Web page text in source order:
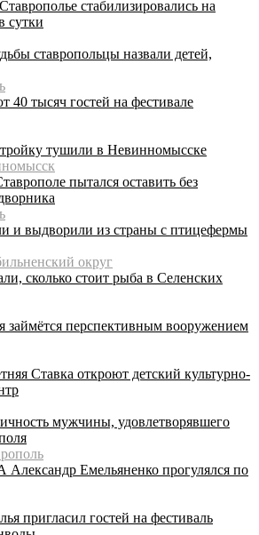
стабилизировались на
сутки
ставропольцы назвали детей,
40 тысяч гостей на фестивале
тушили в Невинномысске
пытался оставить без
и выдворили из страны с птицефермы
округ
сколько стоит рыба в Селенских
займётся перспективным вооружением
Ставка откроют детский культурно-
мужчины, удовлетворявшего
Емельяненко прогулялся по
пригласил гостей на фестиваль